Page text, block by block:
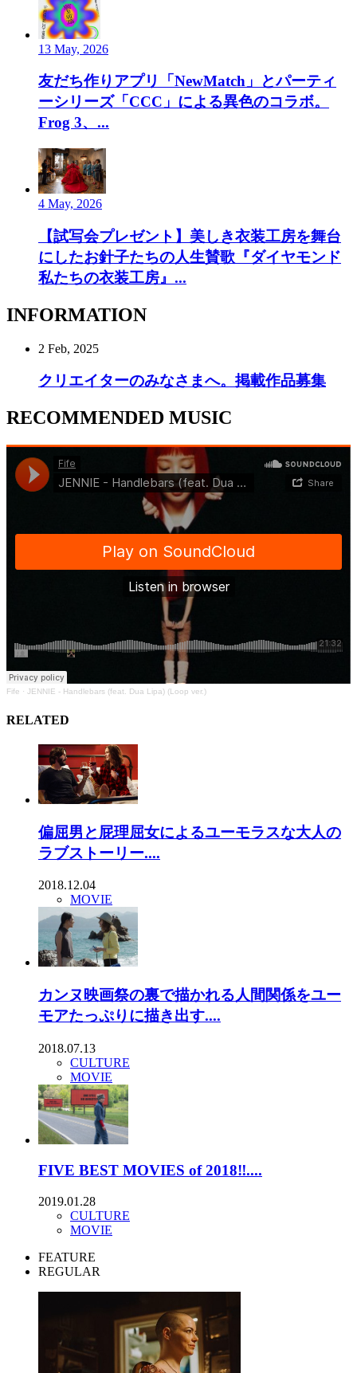
13 May, 2026
友だち作りアプリ「NewMatch」とパーティ
ーシリーズ「CCC」による異色のコラボ。
Frog 3、...
4 May, 2026
【試写会プレゼント】美しき衣装工房を舞台
にしたお針子たちの人生賛歌『ダイヤモンド
私たちの衣装工房』...
INFORMATION
2 Feb, 2025
クリエイターのみなさまへ。掲載作品募集
RECOMMENDED MUSIC
Fife · JENNIE - Handlebars (feat. Dua Lipa) (Loop ver.)
RELATED
偏屈男と屁理屈女によるユーモラスな大人の
ラブストーリー....
2018.12.04
MOVIE
カンヌ映画祭の裏で描かれる人間関係をユー
モアたっぷりに描き出す....
2018.07.13
CULTURE
MOVIE
FIVE BEST MOVIES of 2018‼....
2019.01.28
CULTURE
MOVIE
FEATURE
REGULAR